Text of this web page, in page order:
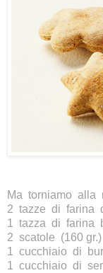
Ma torniamo alla
2 tazze di farina
1 tazza di farina
2 scatole (160
1 cucchiaio di
1 cucchiaio di